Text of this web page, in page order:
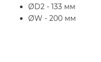
ØD2 - 133 мм
ØW - 200 мм